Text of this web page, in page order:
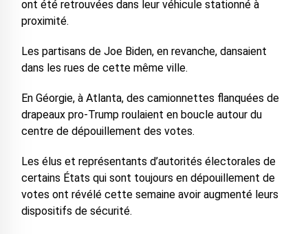
ont été retrouvées dans leur véhicule stationné à
proximité.
Les partisans de Joe Biden, en revanche, dansaient
dans les rues de cette même ville.
En Géorgie, à Atlanta, des camionnettes flanquées de
drapeaux pro-Trump roulaient en boucle autour du
centre de dépouillement des votes.
Les élus et représentants d’autorités électorales de
certains États qui sont toujours en dépouillement de
votes ont révélé cette semaine avoir augmenté leurs
dispositifs de sécurité.